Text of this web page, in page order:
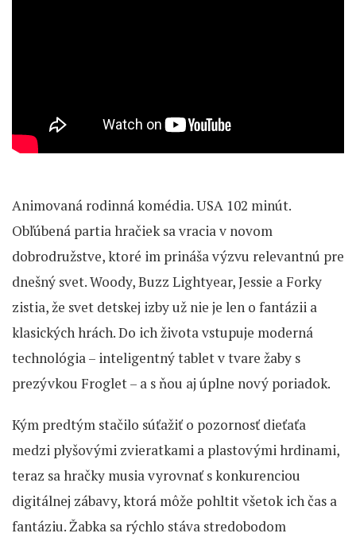
Animovaná rodinná komédia. USA 102 minút.
Obľúbená partia hračiek sa vracia v novom
dobrodružstve, ktoré im prináša výzvu relevantnú pre
dnešný svet. Woody, Buzz Lightyear, Jessie a Forky
zistia, že svet detskej izby už nie je len o fantázii a
klasických hrách. Do ich života vstupuje moderná
technológia – inteligentný tablet v tvare žaby s
prezývkou Froglet – a s ňou aj úplne nový poriadok.
Kým predtým stačilo súťažiť o pozornosť dieťaťa
medzi plyšovými zvieratkami a plastovými hrdinami,
teraz sa hračky musia vyrovnať s konkurenciou
digitálnej zábavy, ktorá môže pohltit všetok ich čas a
fantáziu. Žabka sa rýchlo stáva stredobodom